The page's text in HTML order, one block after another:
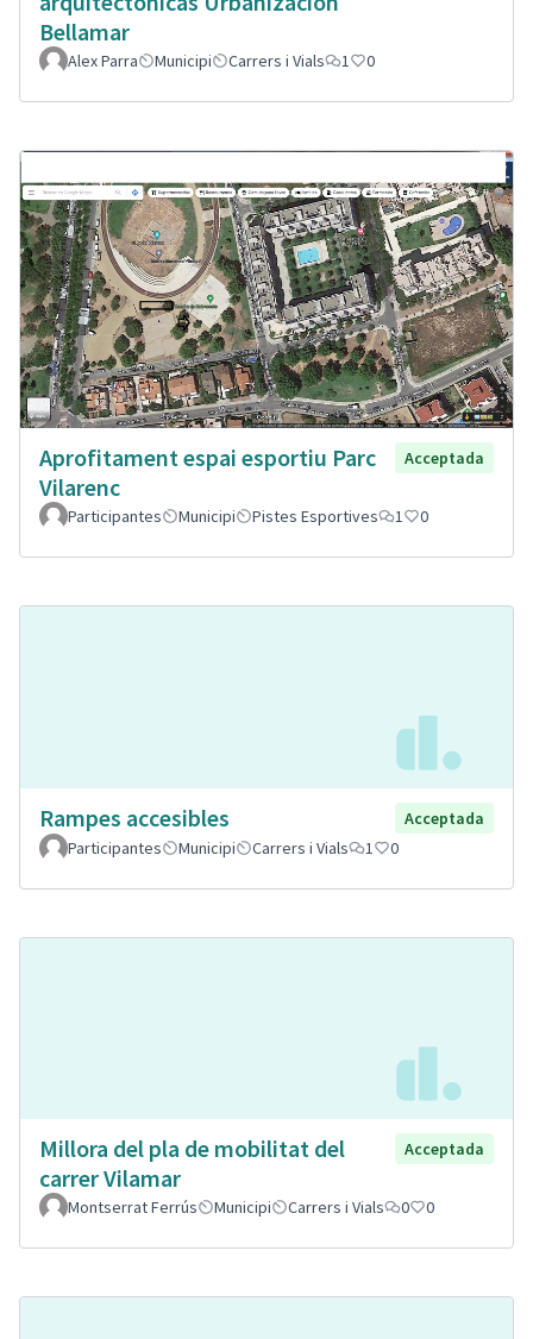
Bellamar
Alex Parra Municipi Carrers i Vials 1 0
Aprofitament espai esportiu Parc
Vilarenc
Acceptada
Participantes Municipi Pistes Esportives 1 0
Rampes accesibles
Acceptada
Participantes
Municipi Carrers i Vials 1 0
Millora del pla de mobilitat del
carrer Vilamar
Acceptada
Montserrat Ferrús Municipi Carrers i Vials 0 0